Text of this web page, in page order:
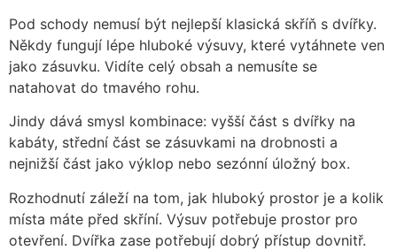
Pod schody nemusí být nejlepší klasická skříň s dvířky.
Někdy fungují lépe hluboké výsuvy, které vytáhnete ven
jako zásuvku. Vidíte celý obsah a nemusíte se
natahovat do tmavého rohu.
Jindy dává smysl kombinace: vyšší část s dvířky na
kabáty, střední část se zásuvkami na drobnosti a
nejnižší část jako výklop nebo sezónní úložný box.
Rozhodnutí záleží na tom, jak hluboký prostor je a kolik
místa máte před skříní. Výsuv potřebuje prostor pro
otevření. Dvířka zase potřebují dobrý přístup dovnitř.